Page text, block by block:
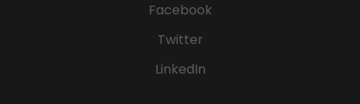
Facebook
Twitter
LinkedIn